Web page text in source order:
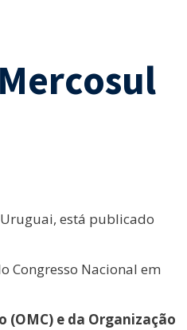
está publicado
Congresso Nacional em
e da Organização